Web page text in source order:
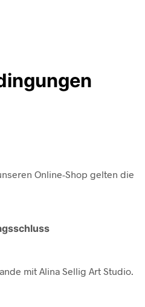
Online-Shop gelten die
mit Alina Sellig Art Studio.